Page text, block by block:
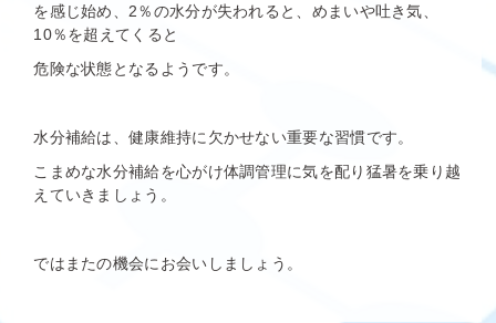
を感じ始め、2％の水分が失われると、めまいや吐き気、
10％を超えてくると
危険な状態となるようです。
水分補給は、健康維持に欠かせない重要な習慣です。
こまめな水分補給を心がけ体調管理に気を配り猛暑を乗り越
えていきましょう。
ではまたの機会にお会いしましょう。